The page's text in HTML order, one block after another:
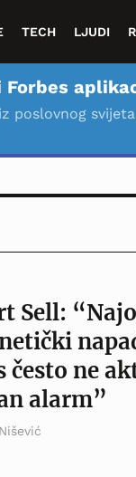
TECH LJUDI
Forbes
poslovnog
Sell:
često ne
alarm”